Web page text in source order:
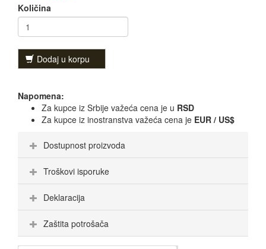
Količina
Dodaj u korpu
Napomena:
Za kupce iz Srbije važeća cena je u RSD
Za kupce iz inostranstva važeća cena je EUR / US$
Dostupnost proizvoda
Troškovi isporuke
Deklaracija
Zaštita potrošača